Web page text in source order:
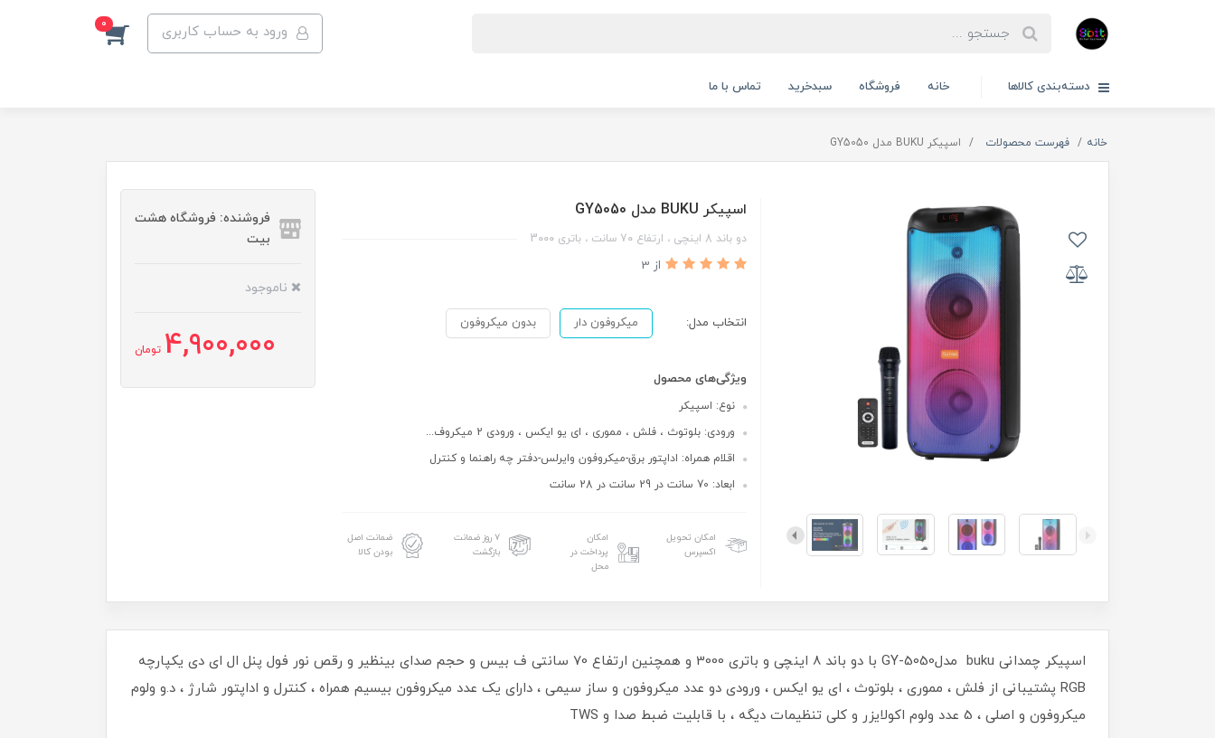
ورود به حساب کاربری 0
دسته‌بندی کالاها خانه فروشگاه سبدخرید تماس با ما
خانه فهرست محصولات اسپیکر BUKU مدل GY5050
اسپیکر BUKU مدل GY5050
دو باند 8 اینچی ، ارتفاع 70 سانت ، باتری 3000
از 3
انتخاب مدل: میکروفون دار بدون میکروفون
ویژگی‌های محصول
نوع: اسپیکر
ورودی: بلوتوث ، فلش ، مموری ، ای یو ایکس ، ورودی 2 میکروف...
اقلام همراه: اداپتور برق-میکروفون وایرلس-دفتر چه راهنما و کنترل
ابعاد: 70 سانت در 29 سانت در 28 سانت
امکان تحویل
اکسپرس
امکان
پرداخت در
محل
۷ روز ضمانت
بازگشت
ضمانت اصل
بودن کالا
فروشنده: فروشگاه هشت
بیت
ناموجود
4,900,000 تومان
اسپیکر چمدانی buku مدلGY-5050 با دو باند 8 اینچی و باتری 3000 و همچنین ارتفاع 70 سانتی ف بیس و حجم صدای بینظیر و رقص نور فول پنل ال ای دی یکپارچه
RGB پشتیبانی از فلش ، مموری ، بلوتوث ، ای یو ایکس ، ورودی دو عدد میکروفون و ساز سیمی ، دارای یک عدد میکروفون بیسیم همراه ، کنترل و اداپتور شارژ ، د.و ولوم
میکروفون و اصلی ، 5 عدد ولوم اکولایزر و کلی تنظیمات دیگه ، با قابلیت ضبط صدا و TWS